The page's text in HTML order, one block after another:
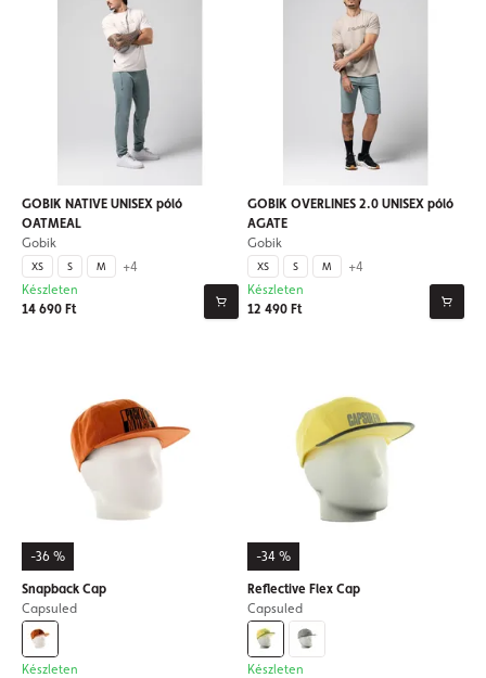
GOBIK NATIVE UNISEX póló
OATMEAL
Gobik
XS S M +4
14 690 Ft
Készleten
GOBIK OVERLINES 2.0 UNISEX póló
AGATE
Gobik
XS S M +4
12 490 Ft
Készleten
-36 %
Snapback Cap
Capsuled
Készleten
-34 %
Reflective Flex Cap
Capsuled
Készleten